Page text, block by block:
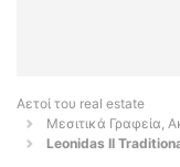
Αετοί του real estate
Μεσιτικά Γραφεία,
Leonidas II